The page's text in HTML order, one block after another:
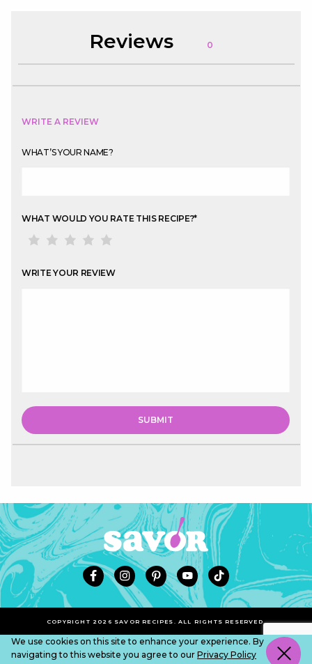
Reviews 0
WRITE A REVIEW
WHAT’S YOUR NAME?
WHAT WOULD YOU RATE THIS RECIPE?*
WRITE YOUR REVIEW
COPYRIGHT 2026 SAVOR RECIPES. ALL RIGHTS RESERVED.
We use cookies on this site to enhance your experience. By
navigating to this website you agree to our Privacy Policy